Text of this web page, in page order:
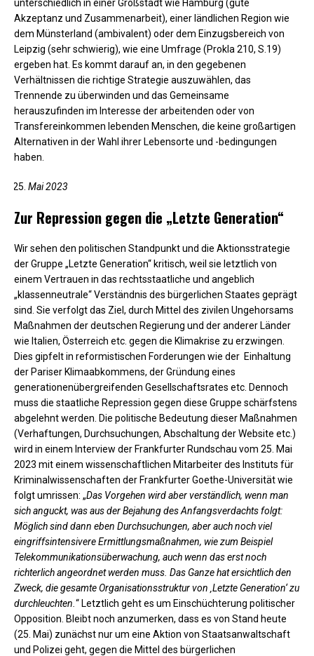
unterschiedlich in einer Großstadt wie Hamburg (gute
Akzeptanz und Zusammenarbeit), einer ländlichen Region wie
dem Münsterland (ambivalent) oder dem Einzugsbereich von
Leipzig (sehr schwierig), wie eine Umfrage (Prokla 210, S.19)
ergeben hat. Es kommt darauf an, in den gegebenen
Verhältnissen die richtige Strategie auszuwählen, das
Trennende zu überwinden und das Gemeinsame
herauszufinden im Interesse der arbeitenden oder von
Transfereinkommen lebenden Menschen, die keine großartigen
Alternativen in der Wahl ihrer Lebensorte und -bedingungen
haben.
Mai 2023
Zur Repression gegen die „Letzte Generation“
Wir sehen den politischen Standpunkt und die Aktionsstrategie
der Gruppe „Letzte Generation“ kritisch, weil sie letztlich von
einem Vertrauen in das rechtsstaatliche und angeblich
„klassenneutrale“ Verständnis des bürgerlichen Staates geprägt
sind. Sie verfolgt das Ziel, durch Mittel des zivilen Ungehorsams
Maßnahmen der deutschen Regierung und der anderer Länder
wie Italien, Österreich etc. gegen die Klimakrise zu erzwingen.
Dies gipfelt in reformistischen Forderungen wie der Einhaltung
der Pariser Klimaabkommens, der Gründung eines
generationenübergreifenden Gesellschaftsrates etc. Dennoch
muss die staatliche Repression gegen diese Gruppe schärfstens
abgelehnt werden. Die politische Bedeutung dieser Maßnahmen
(Verhaftungen, Durchsuchungen, Abschaltung der Website etc.)
wird in einem Interview der Frankfurter Rundschau vom 25. Mai
2023 mit einem wissenschaftlichen Mitarbeiter des Instituts für
Kriminalwissenschaften der Frankfurter Goethe-Universität wie
folgt umrissen: „Das Vorgehen wird aber verständlich, wenn man
sich anguckt, was aus der Bejahung des Anfangsverdachts folgt:
Möglich sind dann eben Durchsuchungen, aber auch noch viel
eingriffsintensivere Ermittlungsmaßnahmen, wie zum Beispiel
Telekommunikationsüberwachung, auch wenn das erst noch
richterlich angeordnet werden muss. Das Ganze hat ersichtlich den
Zweck, die gesamte Organisationsstruktur von ‚Letzte Generation‘ zu
durchleuchten. “ Letztlich geht es um Einschüchterung politischer
Opposition. Bleibt noch anzumerken, dass es von Stand heute
(25. Mai) zunächst nur um eine Aktion von Staatsanwaltschaft
und Polizei geht, gegen die Mittel des bürgerlichen